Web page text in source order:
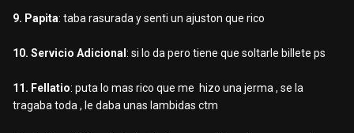
9. Papita: taba rasurada y senti un ajuston que rico
10. Servicio Adicional : si lo da pero tiene que soltarle billete ps
11. Fellatio: puta lo mas rico que me hizo una jerma , se la
tragaba toda , le daba unas lambidas ctm